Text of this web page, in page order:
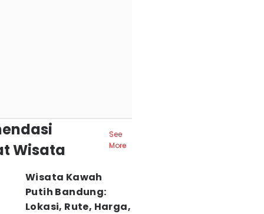
Wisata
See
More
Wisata Kawah
Putih Bandung:
Lokasi, Rute, Harga,